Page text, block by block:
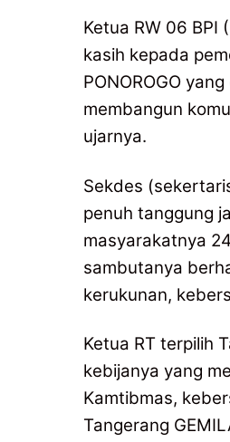
Ketua RW 06 BPI
kasih kepada
PONOROGO
membangun
ujarnya.
Sekdes
penuh tanggung
masyarakatnya
sambutanya
kerukunan,
Ketua RT terpilih
kebijanya yang
Kamtibmas,
Tangerang